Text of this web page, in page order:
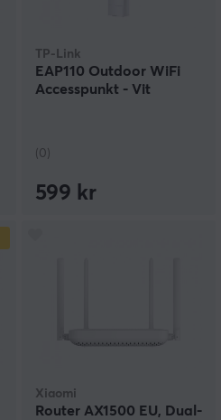
TP-Link
EAP110 Outdoor WiFi
Accesspunkt - Vit
(0)
599 kr
Xiaomi
Router AX1500 EU, Dual-